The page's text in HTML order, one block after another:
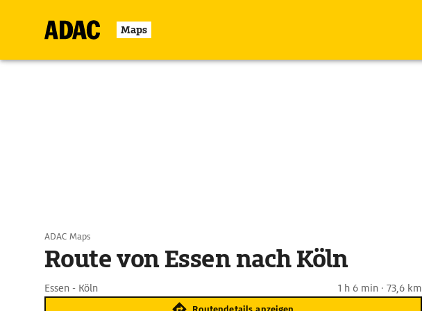
Maps
ADAC Maps
Route von Essen nach Köln
Essen - Köln 1 h 6 min · 73,6 km